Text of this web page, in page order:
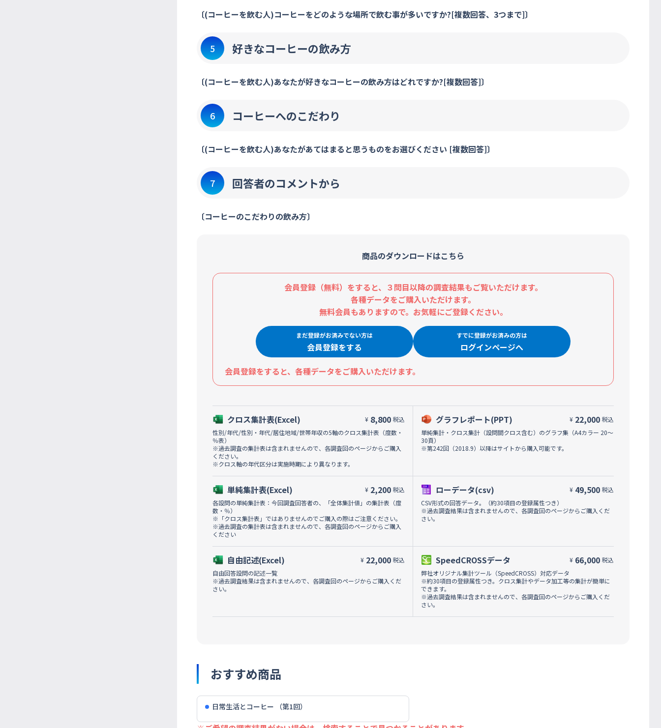
〔(コーヒーを飲む人)コーヒーをどのような場所で飲む事が多いですか?[複数回答、3つまで]〕
5 好きなコーヒーの飲み方
〔(コーヒーを飲む人)あなたが好きなコーヒーの飲み方はどれですか?[複数回答]〕
6 コーヒーへのこだわり
〔(コーヒーを飲む人)あなたがあてはまると思うものをお選びください [複数回答]〕
7 回答者のコメントから
〔コーヒーのこだわりの飲み方〕
商品のダウンロードはこちら
会員登録（無料）をすると、３問目以降の調査結果もご覧いただけます。
各種データをご購入いただけます。
無料会員もありますので。お気軽にご登録ください。
まだ登録がお済みでない方は
会員登録をする
すでに登録がお済みの方は
ログインページへ
会員登録をすると、各種データをご購入いただけます。
クロス集計表(Excel) ¥ 8,800 税込
性別/年代/性別・年代/居住地域/世帯年収の5軸のクロス集計表（度数・
％表）
※過去調査の集計表は含まれませんので、各調査回のページからご購入
ください。
※クロス軸の年代区分は実施時期により異なります。
単純集計表(Excel) ¥ 2,200 税込
各設問の単純集計表：今回調査回答者の、「全体集計値」の集計表（度
数・％）
※「クロス集計表」ではありませんのでご購入の際はご注意ください。
※過去調査の集計表は含まれませんので、各調査回のページからご購入
ください
自由記述(Excel) ¥ 22,000 税込
自由回答設問の記述一覧
※過去調査結果は含まれませんので、各調査回のページからご購入くだ
さい。
グラフレポート(PPT) ¥ 22,000 税込
単純集計・クロス集計（設問間クロス含む）のグラフ集（A4カラー 20～
30頁）
※第242回（2018.9）以降はサイトから購入可能です。
ローデータ(csv) ¥ 49,500 税込
CSV形式の回答データ。（約30項目の登録属性つき）
※過去調査結果は含まれませんので、各調査回のページからご購入くだ
さい。
SpeedCROSSデータ ¥ 66,000 税込
弊社オリジナル集計ツール（SpeedCROSS）対応データ
※約30項目の登録属性つき。クロス集計やデータ加工等の集計が簡単に
できます。
※過去調査結果は含まれませんので、各調査回のページからご購入くだ
さい。
おすすめ商品
日常生活とコーヒー （第1回）